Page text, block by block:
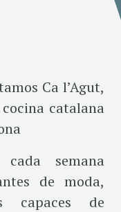
Ca l’Agut,
catalana
semana
de moda,
capaces de